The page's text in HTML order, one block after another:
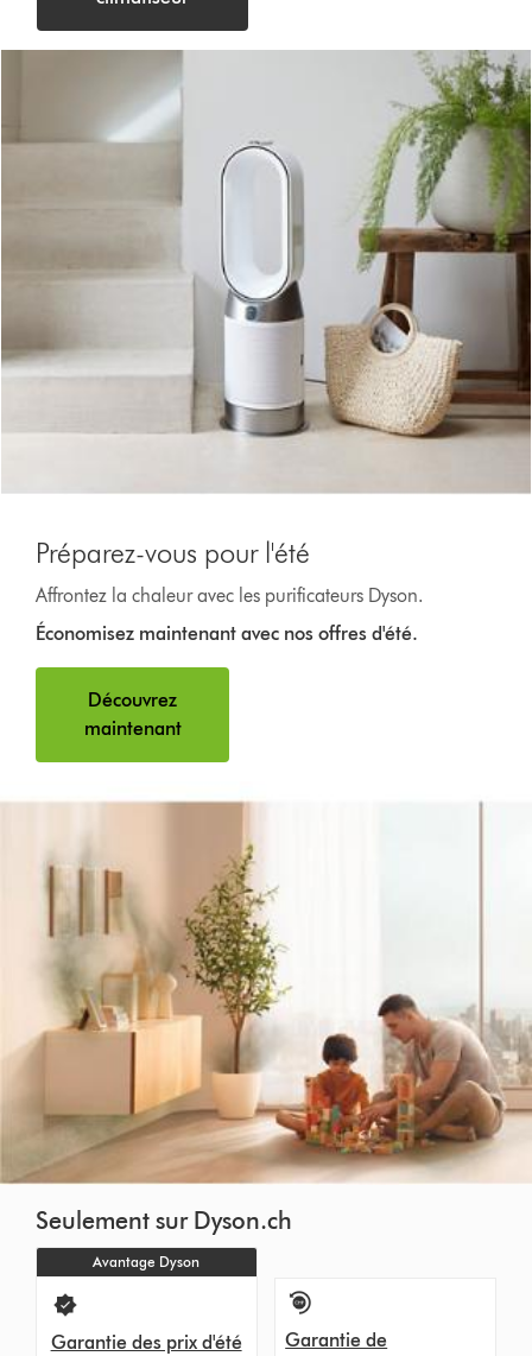
Préparez-vous pour l'été
Affrontez la chaleur avec les purificateurs Dyson.
Économisez maintenant avec nos offres d'été.
Découvrez
maintenant
Seulement sur Dyson.ch
Avantage Dyson
Garantie des prix d'été
Garantie de